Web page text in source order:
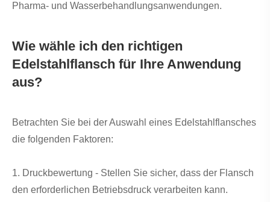
Pharma- und Wasserbehandlungsanwendungen.
Wie wähle ich den richtigen
Edelstahlflansch für Ihre Anwendung
aus?
Betrachten Sie bei der Auswahl eines Edelstahlflansches
die folgenden Faktoren:
1. Druckbewertung - Stellen Sie sicher, dass der Flansch
den erforderlichen Betriebsdruck verarbeiten kann.